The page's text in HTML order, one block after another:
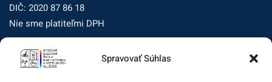
Spravovať Súhlas
DIČ: 2020 87 86 18
Nie sme platiteľmi DPH
Zásady ochrany osobných údajov